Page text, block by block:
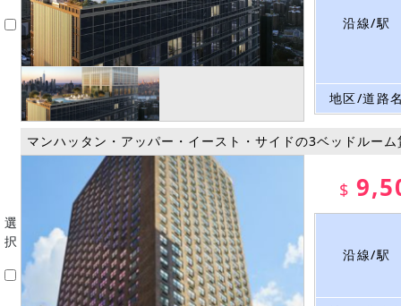
沿線/駅
地区/道路
選
択
マンハッタン・アッパー・イースト・サイドの3ベッドルー
$
沿線/駅